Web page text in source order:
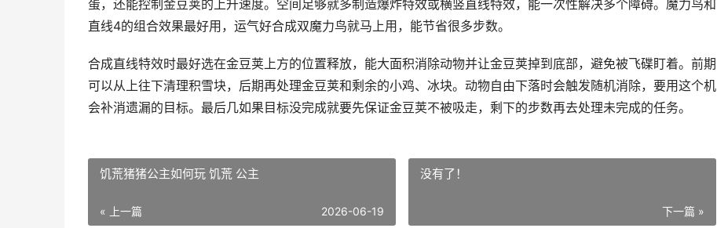
蛋，还能控制金豆荚的上升速度。空间足够就多制造爆炸特效或横竖直线特效，能一次性解决多个障碍。魔力鸟和
直线4的组合效果最好用，运气好合成双魔力鸟就马上用，能节省很多步数。
合成直线特效时最好选在金豆荚上方的位置释放，能大面积消除动物并让金豆荚掉到底部，避免被飞碟盯着。前期
可以从上往下清理积雪块，后期再处理金豆荚和剩余的小鸡、冰块。动物自由下落时会触发随机消除，要用这个机
会补消遗漏的目标。最后几如果目标没完成就要先保证金豆荚不被吸走，剩下的步数再去处理未完成的任务。
饥荒猪猪公主如何玩 饥荒 公主
« 上一篇 2026-06-19
没有了！
下一篇 »